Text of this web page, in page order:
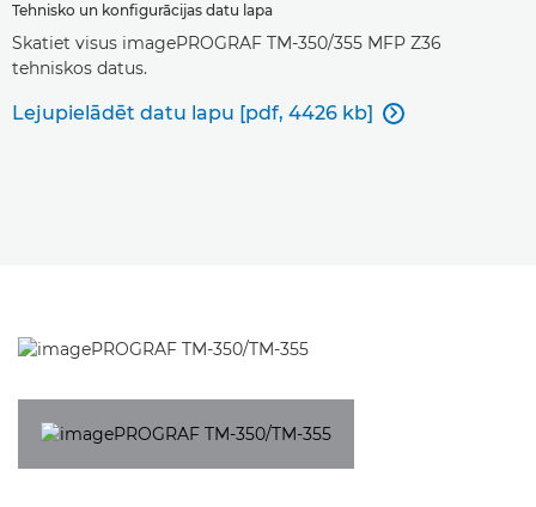
Tehnisko un konfigurācijas datu lapa
Skatiet visus imagePROGRAF TM-350/355 MFP Z36
tehniskos datus.
Lejupielādēt datu lapu [pdf, 4426 kb] 